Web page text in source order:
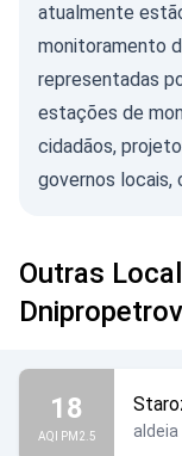
atualmente
monitoramento
representadas
estações de
cidadãos,
governos locais,
Outras
18
AQI PM2.5 aldeia